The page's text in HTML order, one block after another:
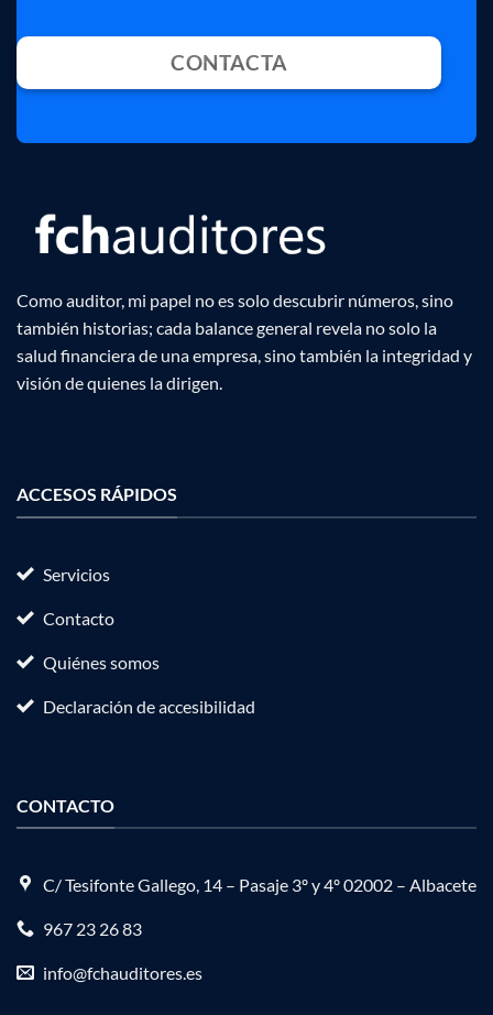
CONTACTA
Como auditor, mi papel no es solo descubrir números, sino
también historias; cada balance general revela no solo la
salud financiera de una empresa, sino también la integridad y
visión de quienes la dirigen.
ACCESOS RÁPIDOS
Servicios
Contacto
Quiénes somos
Declaración de accesibilidad
CONTACTO
C/ Tesifonte Gallego, 14 – Pasaje 3º y 4º 02002 – Albacete
967 23 26 83
info@fchauditores.es